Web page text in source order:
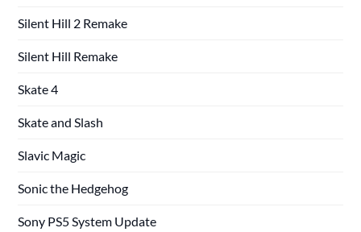
Silent Hill 2 Remake
Silent Hill Remake
Skate 4
Skate and Slash
Slavic Magic
Sonic the Hedgehog
Sony PS5 System Update